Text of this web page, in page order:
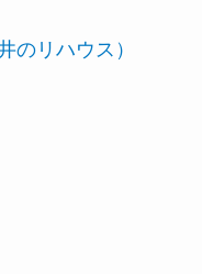
のリハウス）